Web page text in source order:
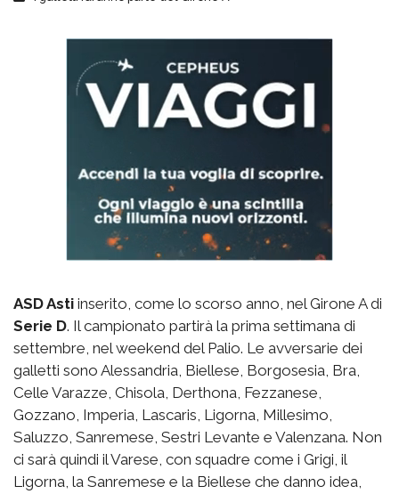
ASD Asti inserito, come lo scorso anno, nel Girone A di
Serie D. Il campionato partirà la prima settimana di
settembre, nel weekend del Palio. Le avversarie dei
galletti sono Alessandria, Biellese, Borgosesia, Bra,
Celle Varazze, Chisola, Derthona, Fezzanese,
Gozzano, Imperia, Lascaris, Ligorna, Millesimo,
Saluzzo, Sanremese, Sestri Levante e Valenzana. Non
ci sarà quindi il Varese, con squadre come i Grigi, il
Ligorna, la Sanremese e la Biellese che danno idea,